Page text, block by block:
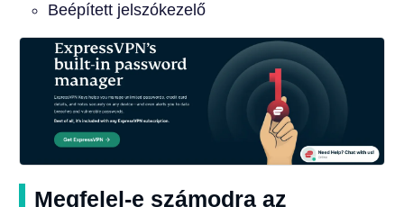
Beépített jelszókezelő
Megfelel-e számodra az